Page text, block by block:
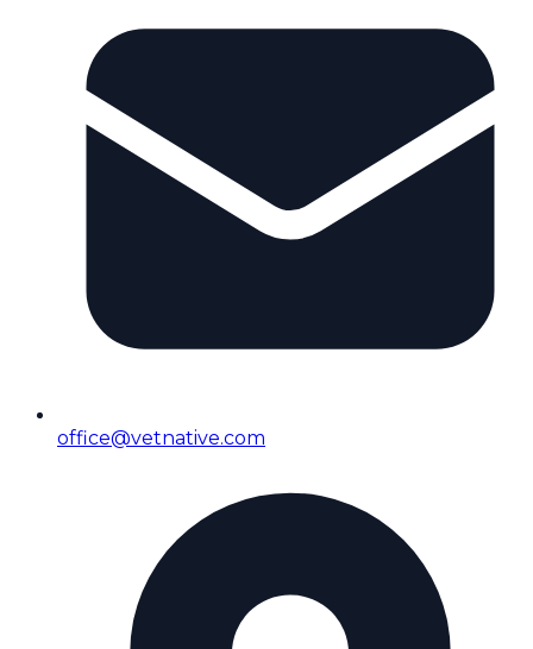
office@vetnative.com